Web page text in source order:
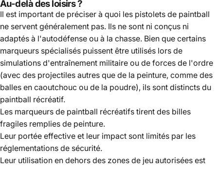
Au-delà des loisirs ?
Il est important de préciser à quoi les pistolets de paintball
ne servent généralement pas. Ils ne sont ni conçus ni
adaptés à l'autodéfense ou à la chasse. Bien que certains
marqueurs spécialisés puissent être utilisés lors de
simulations d'entraînement militaire ou de forces de l'ordre
(avec des projectiles autres que de la peinture, comme des
balles en caoutchouc ou de la poudre), ils sont distincts du
paintball récréatif.
Les marqueurs de paintball récréatifs tirent des billes
fragiles remplies de peinture.
Leur portée effective et leur impact sont limités par les
réglementations de sécurité.
Leur utilisation en dehors des zones de jeu autorisées est